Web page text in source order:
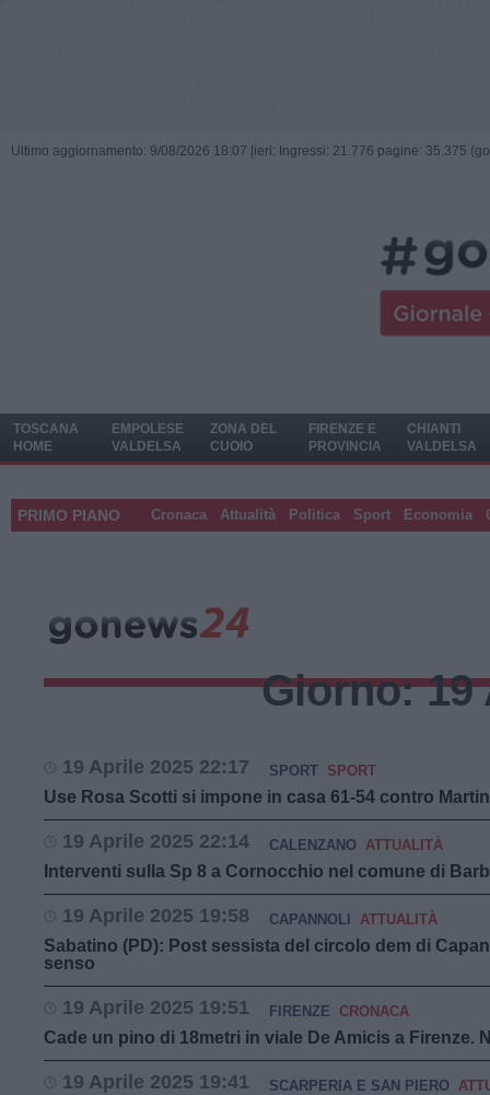
Ultimo aggiornamento: 9/08/2026 18:07 | ieri: Ingressi: 21.776 pagine: 35.375
TOSCANA
HOME
EMPOLESE
VALDELSA
ZONA DEL
CUOIO
FIRENZE E
PROVINCIA
CHIANTI
VALDELSA
PRIMO PIANO Cronaca Attualità Politica Sport Economia
Giorno:19
19 Aprile 2025 22:17 SPORT SPORT
Use Rosa Scotti si impone in casa 61-54 contro
19 Aprile 2025 22:14 CALENZANO ATTUALITÀ
Interventi sulla Sp 8 a Cornocchio nel comune di
19 Aprile 2025 19:58 CAPANNOLI ATTUALITÀ
Sabatino (PD): Post sessista del circolo dem di
senso
19 Aprile 2025 19:51 FIRENZE CRONACA
Cade un pino di 18metri in viale De Amicis a Firenze.
19 Aprile 2025 19:41 SCARPERIA E SAN PIERO